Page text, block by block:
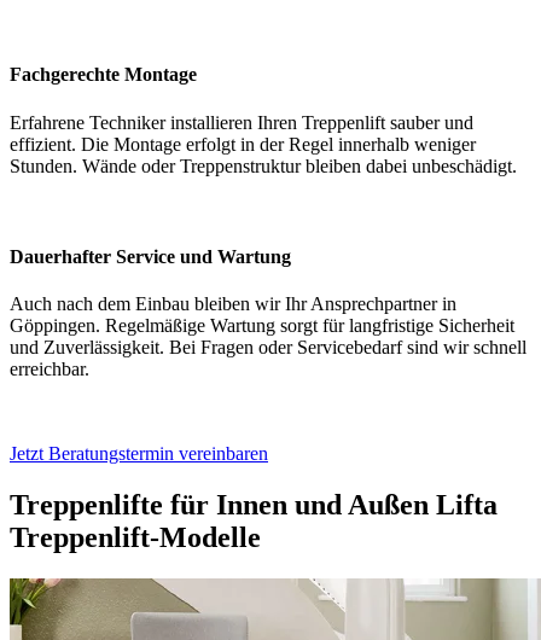
Fachgerechte Montage
Erfahrene Techniker installieren Ihren Treppenlift sauber und
effizient. Die Montage erfolgt in der Regel innerhalb weniger
Stunden. Wände oder Treppenstruktur bleiben dabei unbeschädigt.
Dauerhafter Service und Wartung
Auch nach dem Einbau bleiben wir Ihr Ansprechpartner in
Göppingen. Regelmäßige Wartung sorgt für langfristige Sicherheit
und Zuverlässigkeit. Bei Fragen oder Servicebedarf sind wir schnell
erreichbar.
Jetzt Beratungstermin vereinbaren
Treppenlifte für Innen und Außen Lifta
Treppenlift-Modelle